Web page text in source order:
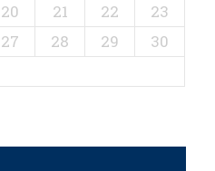
20 21 22
23
27 28 29
30